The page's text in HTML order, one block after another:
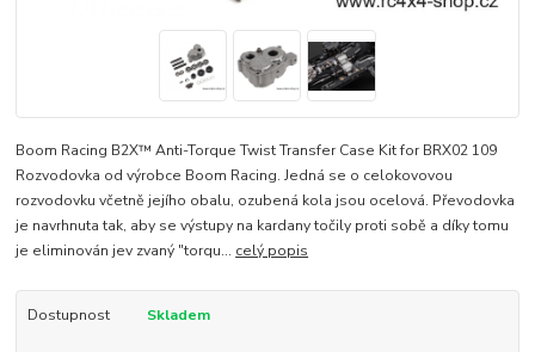
Boom Racing B2X™ Anti-Torque Twist Transfer Case Kit for BRX02 109
Rozvodovka od výrobce Boom Racing. Jedná se o celokovovou
rozvodovku včetně jejího obalu, ozubená kola jsou ocelová. Převodovka
je navrhnuta tak, aby se výstupy na kardany točily proti sobě a díky tomu
je eliminován jev zvaný "torqu... celý popis
Dostupnost Skladem